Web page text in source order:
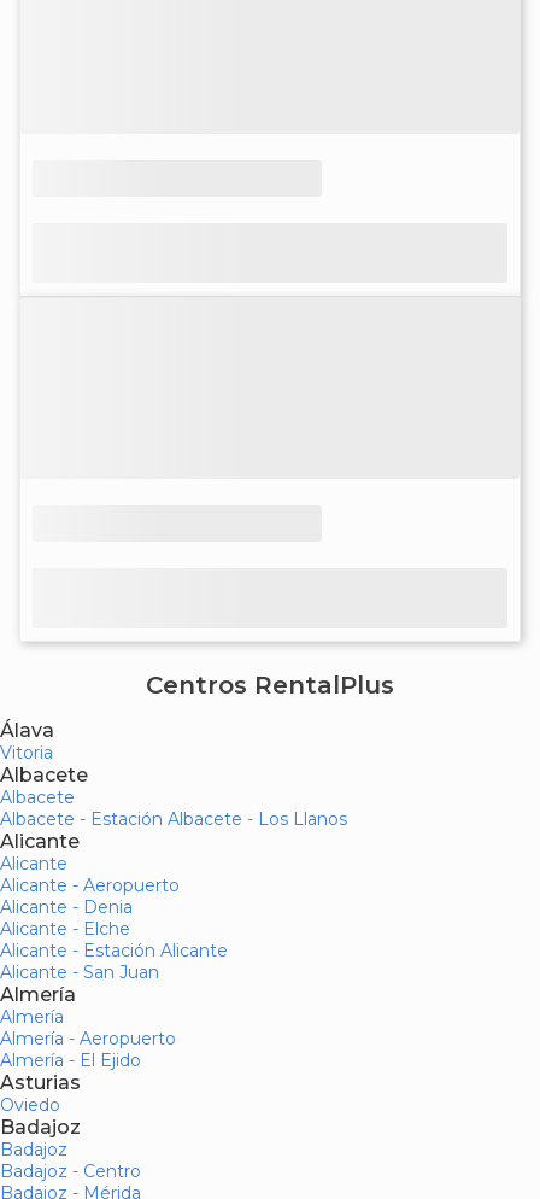
Centros RentalPlus
Álava
Vitoria
Albacete
Albacete
Albacete - Estación Albacete - Los Llanos
Alicante
Alicante
Alicante - Aeropuerto
Alicante - Denia
Alicante - Elche
Alicante - Estación Alicante
Alicante - San Juan
Almería
Almería
Almería - Aeropuerto
Almería - El Ejido
Asturias
Oviedo
Badajoz
Badajoz
Badajoz - Centro
Badajoz - Mérida